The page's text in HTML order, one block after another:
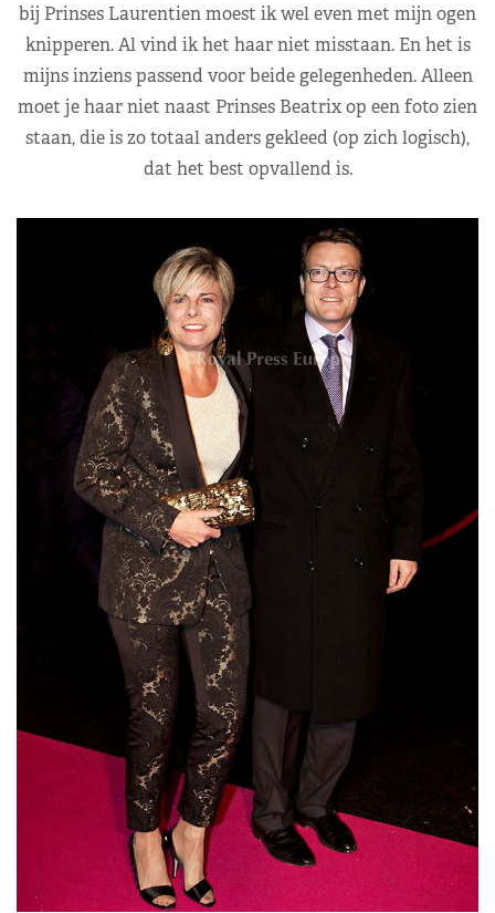
bij Prinses Laurentien moest ik wel even met mijn ogen
knipperen. Al vind ik het haar niet misstaan. En het is
mijns inziens passend voor beide gelegenheden. Alleen
moet je haar niet naast Prinses Beatrix op een foto zien
staan, die is zo totaal anders gekleed (op zich logisch),
dat het best opvallend is.